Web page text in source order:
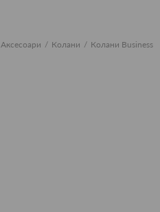
Аксесоари Колани Колани Business